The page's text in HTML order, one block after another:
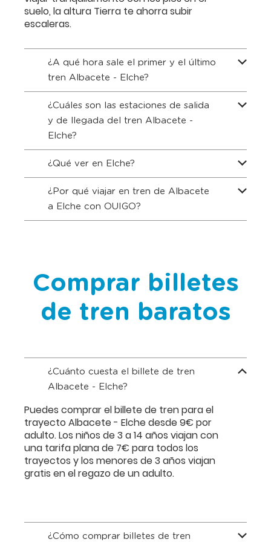
suelo, la altura Tierra te ahorra subir
escaleras.
¿A qué hora sale el primer y el último
tren Albacete - Elche?
¿Cuáles son las estaciones de salida
y de llegada del tren Albacete -
Elche?
¿Qué ver en Elche?
¿Por qué viajar en tren de Albacete
a Elche con OUIGO?
Comprar billetes
de tren baratos
¿Cuánto cuesta el billete de tren
Albacete - Elche?
Puedes comprar el billete de tren para el
trayecto Albacete - Elche desde 9€ por
adulto. Los niños de 3 a 14 años viajan con
una tarifa plana de 7€ para todos los
trayectos y los menores de 3 años viajan
gratis en el regazo de un adulto.
¿Cómo comprar billetes de tren